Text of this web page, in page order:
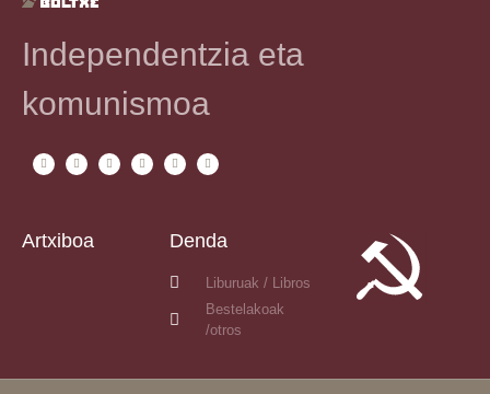
Independentzia eta
komunismoa
Artxiboa Denda
Liburuak / Libros
Bestelakoak
/otros